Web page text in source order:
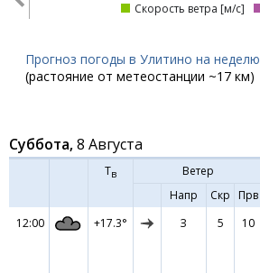
Скорость ветра [м/с]
Прогноз погоды в Улитино на неделю
(растояние от метеостанции ~17 км)
Суббота,8 Августа
Тв Ветер
Напр
Скр Прв
12:00
+17.3° З 5 10